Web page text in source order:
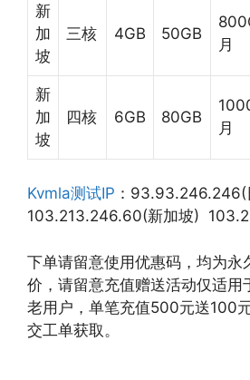
新
加
坡
三核 4GB 50GB
月
新
加
坡
四核 6GB 80GB
月
Kvmla测试IP ：93.93.246.246(
103.213.246.60(新加坡)
下单请留意使用优惠码，均为永
价，请留意充值赠送活动仅适用
老用户，单笔充值500元送100
交工单获取。